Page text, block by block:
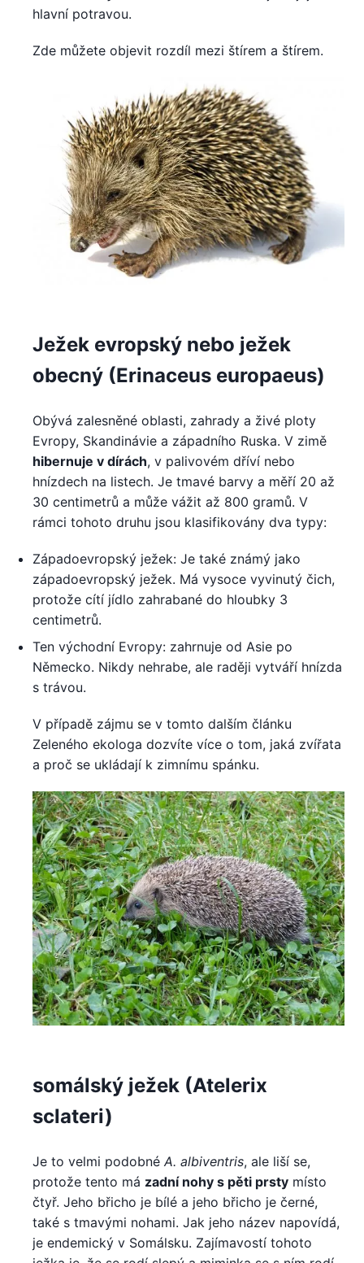
hlavní potravou.
Zde můžete objevit rozdíl mezi štírem a štírem.
Ježek evropský nebo ježek
obecný (Erinaceus europaeus)
Obývá zalesněné oblasti, zahrady a živé ploty
Evropy, Skandinávie a západního Ruska. V zimě
hibernuje v dírách, v palivovém dříví nebo
hnízdech na listech. Je tmavé barvy a měří 20 až
30 centimetrů a může vážit až 800 gramů. V
rámci tohoto druhu jsou klasifikovány dva typy:
Západoevropský ježek: Je také známý jako
západoevropský ježek. Má vysoce vyvinutý čich,
protože cítí jídlo zahrabané do hloubky 3
centimetrů.
Ten východní Evropy: zahrnuje od Asie po
Německo. Nikdy nehrabe, ale raději vytváří hnízda
s trávou.
V případě zájmu se v tomto dalším článku
Zeleného ekologa dozvíte více o tom, jaká zvířata
a proč se ukládají k zimnímu spánku.
somálský ježek (Atelerix
sclateri)
Je to velmi podobné A. albiventris, ale liší se,
protože tento má zadní nohy s pěti prsty místo
čtyř. Jeho břicho je bílé a jeho břicho je černé,
také s tmavými nohami. Jak jeho název napovídá,
je endemický v Somálsku. Zajímavostí tohoto